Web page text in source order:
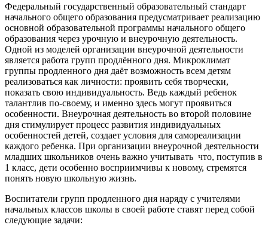
Федеральный государственный образовательный стандарт
начального общего образования предусматривает реализацию
основной образовательной программы начального общего
образования через урочную и внеурочную деятельность.
Одной из моделей организации внеурочной деятельности
является работа групп продлённого дня. Микроклимат
группы продленного дня даёт возможность всем детям
реализоваться как личности: проявить себя творчески,
показать свою индивидуальность. Ведь каждый ребенок
талантлив по-своему, и именно здесь могут проявиться
особенности. Внеурочная деятельность во второй половине
дня стимулирует процесс развития индивидуальных
особенностей детей, создает условия для самореализации
каждого ребенка. При организации внеурочной деятельности
младших школьников очень важно учитывать что, поступив в
1 класс, дети особенно восприимчивы к новому, стремятся
понять новую школьную жизнь.
Воспитатели групп продленного дня наряду с учителями
начальных классов школы в своей работе ставят перед собой
следующие задачи: